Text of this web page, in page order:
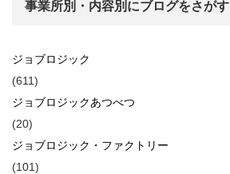
事業所別・内容別にブログをさがす
ジョブロジック
(611)
ジョブロジックあつべつ
(20)
ジョブロジック・ファクトリー
(101)